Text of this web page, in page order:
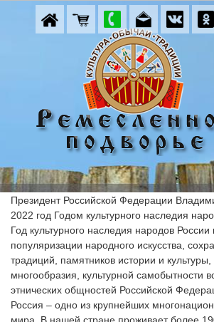
Президент Российской Федерации
2022 год Годом культурного наследия
Год культурного наследия народов
популяризации народного искусства,
традиций, памятников истории и культуры,
многообразия, культурной самобытности
этнических общностей Российской
Россия – одно из крупнейших